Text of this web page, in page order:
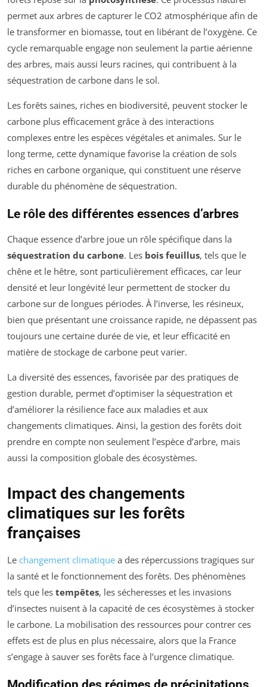
permet aux arbres de capturer le CO2 atmosphérique afin de
le transformer en biomasse, tout en libérant de l’oxygène. Ce
cycle remarquable engage non seulement la partie aérienne
des arbres, mais aussi leurs racines, qui contribuent à la
séquestration de carbone dans le sol.
Les forêts saines, riches en biodiversité, peuvent stocker le
carbone plus efficacement grâce à des interactions
complexes entre les espèces végétales et animales. Sur le
long terme, cette dynamique favorise la création de sols
riches en carbone organique, qui constituent une réserve
durable du phénomène de séquestration.
Le rôle des différentes essences d’arbres
Chaque essence d’arbre joue un rôle spécifique dans la
séquestration du carbone. Les bois feuillus, tels que le
chêne et le hêtre, sont particulièrement efficaces, car leur
densité et leur longévité leur permettent de stocker du
carbone sur de longues périodes. À l’inverse, les résineux,
bien que présentant une croissance rapide, ne dépassent pas
toujours une certaine durée de vie, et leur efficacité en
matière de stockage de carbone peut varier.
La diversité des essences, favorisée par des pratiques de
gestion durable, permet d’optimiser la séquestration et
d’améliorer la résilience face aux maladies et aux
changements climatiques. Ainsi, la gestion des forêts doit
prendre en compte non seulement l’espèce d’arbre, mais
aussi la composition globale des écosystèmes.
Impact des changements
climatiques sur les forêts
françaises
Le changement climatique a des répercussions tragiques sur
la santé et le fonctionnement des forêts. Des phénomènes
tels que les tempêtes, les sécheresses et les invasions
d’insectes nuisent à la capacité de ces écosystèmes à stocker
le carbone. La mobilisation des ressources pour contrer ces
effets est de plus en plus nécessaire, alors que la France
s’engage à sauver ses forêts face à l’urgence climatique.